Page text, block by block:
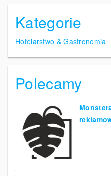
i
s
a
h
Kategorie
Hotelarstwo & Gastronomia
Polecamy